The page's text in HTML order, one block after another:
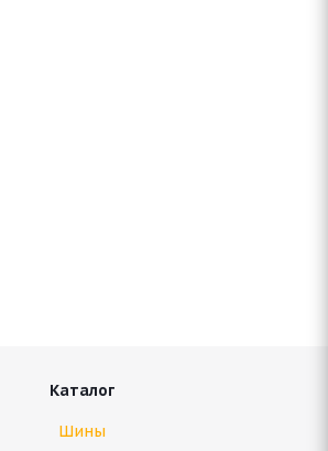
Каталог
Шины